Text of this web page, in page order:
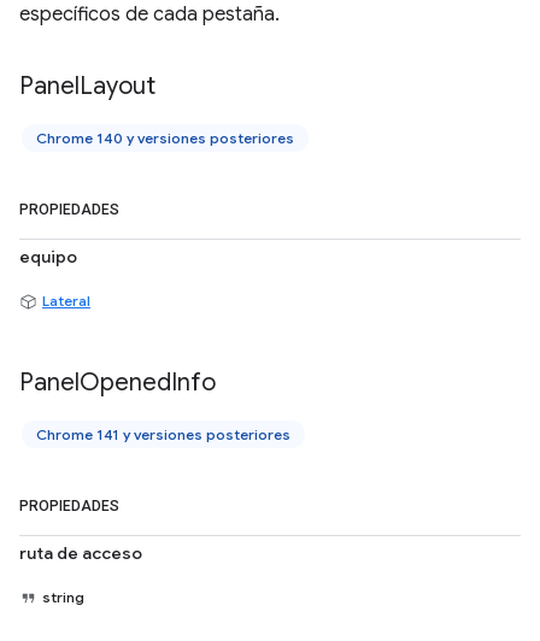
específicos de cada pestaña.
PanelLayout
Chrome 140 y versiones posteriores
PROPIEDADES
equipo
Lateral
PanelOpenedInfo
Chrome 141 y versiones posteriores
PROPIEDADES
ruta de acceso
string